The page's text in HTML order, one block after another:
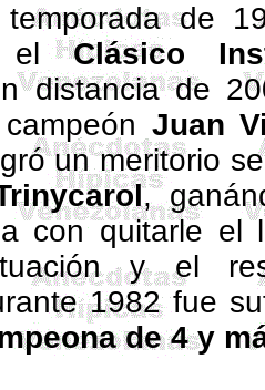
temporada de
elClásico
distancia de
Juan
un meritorio
,
con quitarle el
y el
1982 fue
de 4 y